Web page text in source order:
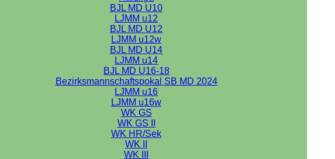
BJL MD U10
LJMM u12
BJL MD U12
LJMM u12w
BJL MD U14
LJMM u14
BJL MD U16-18
Bezirksmannschaftspokal SB MD 2024
LJMM u16
LJMM u16w
WK GS
WK GS II
WK HR/Sek
WK II
WK III